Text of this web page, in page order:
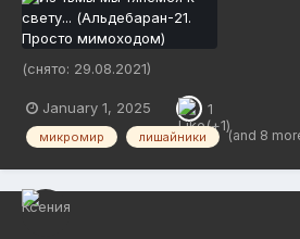
(снято: 29.08.2021)
January 1, 2025 1
микромир лишайники (and 8